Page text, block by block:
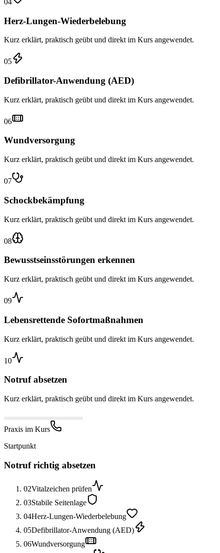
Herz-Lungen-Wiederbelebung
Kurz erklärt, praktisch geübt und direkt im Kurs angewendet.
05
Defibrillator-Anwendung (AED)
Kurz erklärt, praktisch geübt und direkt im Kurs angewendet.
06
Wundversorgung
Kurz erklärt, praktisch geübt und direkt im Kurs angewendet.
07
Schockbekämpfung
Kurz erklärt, praktisch geübt und direkt im Kurs angewendet.
08
Bewusstseinsstörungen erkennen
Kurz erklärt, praktisch geübt und direkt im Kurs angewendet.
09
Lebensrettende Sofortmaßnahmen
Kurz erklärt, praktisch geübt und direkt im Kurs angewendet.
10
Notruf absetzen
Kurz erklärt, praktisch geübt und direkt im Kurs angewendet.
Praxis im Kurs
Startpunkt
Notruf richtig absetzen
02Vitalzeichen prüfen
03Stabile Seitenlage
04Herz-Lungen-Wiederbelebung
05Defibrillator-Anwendung (AED)
06Wundversorgung